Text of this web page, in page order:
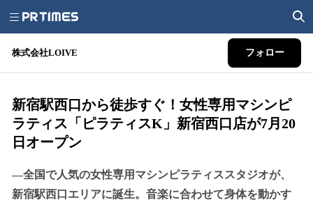
株式会社LOIVE フォロー
新宿駅西口から徒歩すぐ！女性専用マシンピ
ラティス「ピラティスK」新宿西口店が7月20
日オープン
—全国で人気の女性専用マシンピラティススタジオが、
新宿駅西口エリアに誕生。音楽に合わせて身体を動かす